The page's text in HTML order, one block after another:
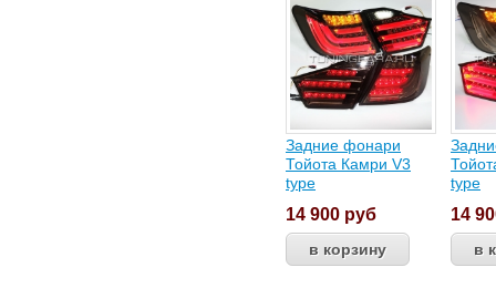
Задние фонари
Тойота Камри V3
type
14 900 руб
type
14